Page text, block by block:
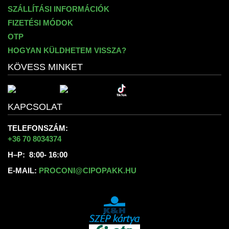
SZÁLLÍTÁSI INFORMÁCIÓK
FIZETÉSI MÓDOK
OTP
HOGYAN KÜLDHETEM VISSZA?
KÖVESS MINKET
KAPCSOLAT
TELEFONSZÁM:
+36 70 8034374
H–P: 8:00- 16:00
E-MAIL: PROCONI@CIPOPAKK.HU